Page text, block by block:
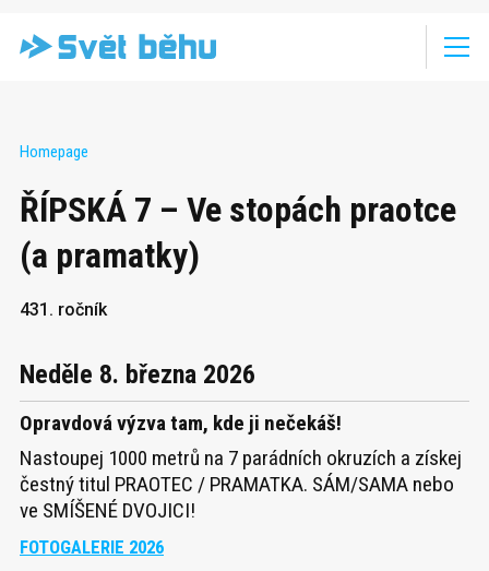
Homepage
ŘÍPSKÁ 7 – Ve stopách praotce
(a pramatky)
431. ročník
Neděle 8. března 2026
Opravdová výzva tam, kde ji nečekáš!
Nastoupej 1000 metrů na 7 parádních okruzích a získej
čestný titul PRAOTEC / PRAMATKA. SÁM/SAMA nebo
ve SMÍŠENÉ DVOJICI!
FOTOGALERIE 2026